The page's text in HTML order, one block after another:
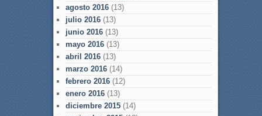
agosto 2016(13)
julio 2016(13)
junio 2016(13)
mayo 2016(13)
abril 2016(13)
marzo 2016(14)
febrero 2016(12)
enero 2016(13)
diciembre 2015(14)